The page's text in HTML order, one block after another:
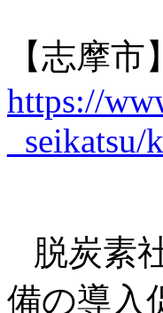
【志摩
https://
脱炭素
備の導入